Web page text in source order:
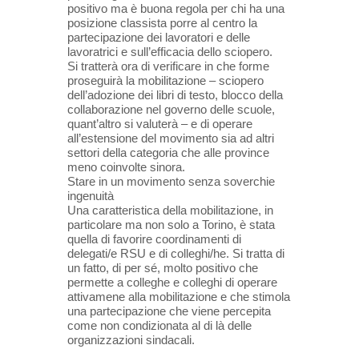
positivo ma è buona regola per chi ha una
posizione classista porre al centro la
partecipazione dei lavoratori e delle
lavoratrici e sull’efficacia dello sciopero.
Si tratterà ora di verificare in che forme
proseguirà la mobilitazione – sciopero
dell’adozione dei libri di testo, blocco della
collaborazione nel governo delle scuole,
quant’altro si valuterà – e di operare
all’estensione del movimento sia ad altri
settori della categoria che alle province
meno coinvolte sinora.
Stare in un movimento senza soverchie
ingenuità
Una caratteristica della mobilitazione, in
particolare ma non solo a Torino, è stata
quella di favorire coordinamenti di
delegati/e RSU e di colleghi/he. Si tratta di
un fatto, di per sé, molto positivo che
permette a colleghe e colleghi di operare
attivamene alla mobilitazione e che stimola
una partecipazione che viene percepita
come non condizionata al di là delle
organizzazioni sindacali.